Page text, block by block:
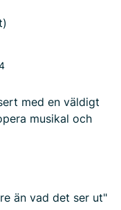
med en väldigt
musikal och
än vad det ser ut"